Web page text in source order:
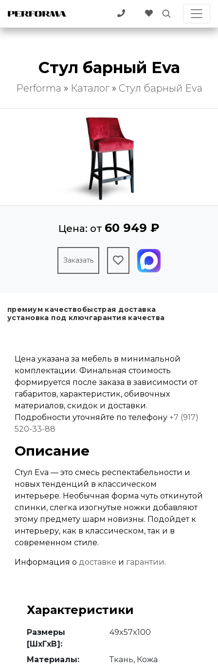
Стул барный Eva
Performa » Каталог » Стул барный Eva
Цена: от 60 949 ₽
Заказать
премиум качествобыстрая доставка
установка под ключгарантия качества
Цена указана за мебель в минимальной
комплектации. Финальная стоимость
формируется после заказа в зависимости от
габаритов, характеристик, обивочных
материалов, скидок и доставки.
Подробности уточняйте по телефону +7 (917)
520-33-88
Описание
Стул Eva — это смесь респектабельности и
новых тенденций в классическом
интерьере. Необычная форма чуть откинутой
спинки, слегка изогнутые ножки добавляют
этому предмету шарм новизны. Подойдет к
интерьеру, как в классическом, так и в
современном стиле.
Информация о доставке и гарантии.
Характеристики
Размеры
[ШхГхВ]:
49x57x100
Материалы:
Ткань, Кожа